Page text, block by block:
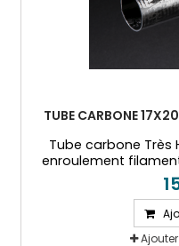
TUBE CARBONE
Tube carbone Très
enroulement
T800)